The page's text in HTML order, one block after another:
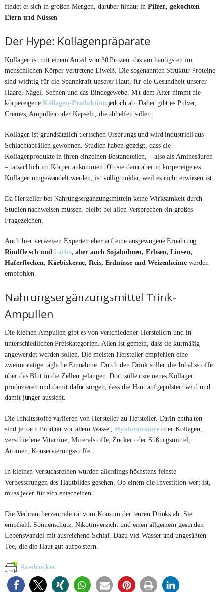
findet es sich in großen Mengen, darüber hinaus in Pilzen, gekochten
Eiern und Nüssen
Der Hype: Kollagenpräparate
Kollagen ist mit einem Anteil von 30 Prozent das am häufigsten im
menschlichen Körper vertretene Eiweiß. Die sogenannten Struktur-Proteine
sind wichtig für die Spannkraft unserer Haut, für die Gesundheit unserer
Haare, Nägel, Sehnen und das Bindegewebe. Mit dem Alter nimmt die
körpereigene Kollagen-Produktion jedoch ab. Daher gibt es Pulver,
Cremes, Ampullen oder Kapseln, die abhelfen sollen.
Kollagen ist grundsätzlich tierischen Ursprungs und wird industriell aus
Schlachtabfällen gewonnen. Studien haben gezeigt, dass die
Kollagenprodukte in ihren einzelnen Bestandteilen, – also als Aminosäuren
– tatsächlich im Körper ankommen. Ob sie dann aber in körpereigenes
Kollagen umgewandelt werden, ist völlig unklar, weil es nicht erwiesen ist.
Da Hersteller bei Nahrungsergänzungsmitteln keine Wirksamkeit durch
Studien nachweisen müssen, bleibt bei allen Versprechen ein großes
Fragezeichen.
Auch hier verweisen Experten eher auf eine ausgewogene Ernährung.
Rindfleisch und Lachs, aber auch Sojabohnen, Erbsen, Linsen,
Haferflocken, Kürbiskerne, Reis, Erdnüsse und Weizenkeime werden
empfohlen.
Nahrungsergänzungsmittel Trink-
Ampullen
Die kleinen Ampullen gibt es von verschiedenen Herstellern und in
unterschiedlichen Preiskategorien. Allen ist gemein, dass sie kurmäßig
angewendet werden sollen. Die meisten Hersteller empfehlen eine
zweimonatige tägliche Einnahme. Durch den Drink sollen die Inhaltsstoffe
über das Blut in die Zellen gelangen. Dort sollen sie neues Kollagen
produzieren und damit dafür sorgen, dass die Haut aufgepolstert wird und
damit jünger aussieht.
Die Inhaltsstoffe variieren von Hersteller zu Hersteller. Darin enthalten
sind je nach Produkt vor allem Wasser, Hyaluronsäure oder Kollagen,
verschiedene Vitamine, Mineralstoffe, Zucker oder Süßungsmittel,
Aromen, Konservierungsstoffe.
In kleinen Versuchsreihen wurden allerdings höchstens feinste
Verbesserungen des Hautbildes gesehen. Ob einem die Investition wert ist,
muss jeder für sich entscheiden.
Die Verbraucherzentrale rät vom Konsum der teuren Drinks ab. Sie
empfiehlt Sonnenschutz, Nikotinverzicht und einen allgemein gesunden
Lebenswandel mit ausreichend Schlaf. Dazu viel Wasser und ungesüßten
Tee, die die Haut gut aufpolstern.
Ausdrucken